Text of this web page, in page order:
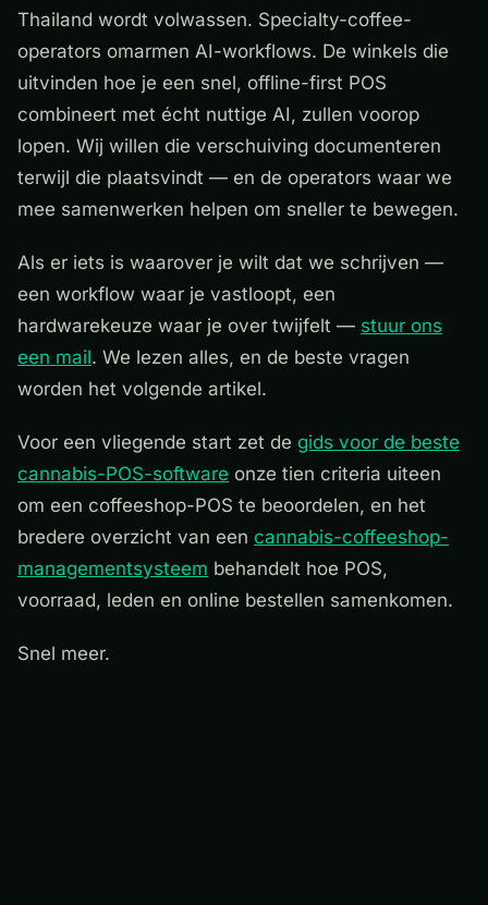
Thailand wordt volwassen. Specialty-coffee-
operators omarmen AI-workflows. De winkels die
uitvinden hoe je een snel, offline-first POS
combineert met écht nuttige AI, zullen voorop
lopen. Wij willen die verschuiving documenteren
terwijl die plaatsvindt — en de operators waar we
mee samenwerken helpen om sneller te bewegen.
Als er iets is waarover je wilt dat we schrijven —
een workflow waar je vastloopt, een
hardwarekeuze waar je over twijfelt — stuur ons
een mail. We lezen alles, en de beste vragen
worden het volgende artikel.
Voor een vliegende start zet de gids voor de beste
cannabis-POS-software onze tien criteria uiteen
om een coffeeshop-POS te beoordelen, en het
bredere overzicht van een cannabis-coffeeshop-
managementsysteem behandelt hoe POS,
voorraad, leden en online bestellen samenkomen.
Snel meer.